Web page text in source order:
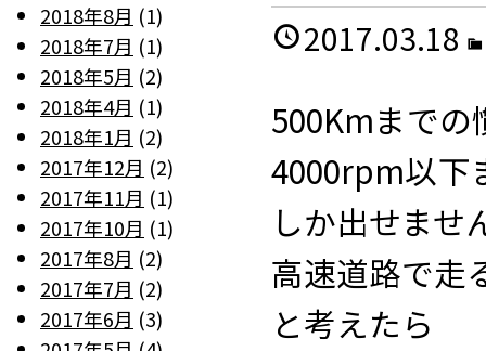
2017.03.18
500Kmまでの
4000rpm以下
しか出せませ
高速道路で走
と考えたら
2018年8月 (1)
2018年7月 (1)
2018年5月 (2)
2018年4月 (1)
2018年1月 (2)
2017年12月 (2)
2017年11月 (1)
2017年10月 (1)
2017年8月 (2)
2017年7月 (2)
2017年6月 (3)